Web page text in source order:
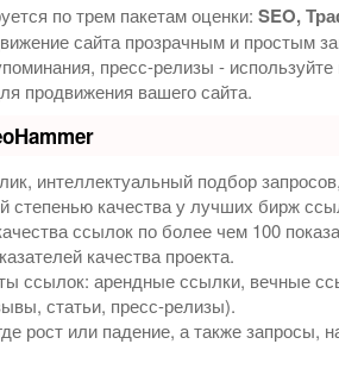
по трем пакетам оценки: SEO,
сайта прозрачным и простым
пресс-релизы -
продвижения вашего сайта.
интеллектуальный подбор
степенью качества у лучших бирж
ссылок по более чем 100
качества проекта.
ссылок: арендные ссылки, вечные
статьи, пресс-релизы).
рост или падение, а также запросы,